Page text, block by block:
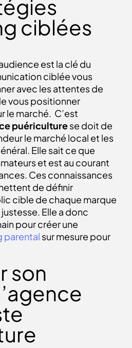
ciblées
est la clé du
ciblée vous
avec les attentes de
vous positionner
le marché. C’est
puériculturese doit de
le marché local et les
Elle sait ce que
et est au courant
Ces connaissances
de définir
cible de chaque marque
Elle a donc
pour créer une
parental sur mesure pour
son